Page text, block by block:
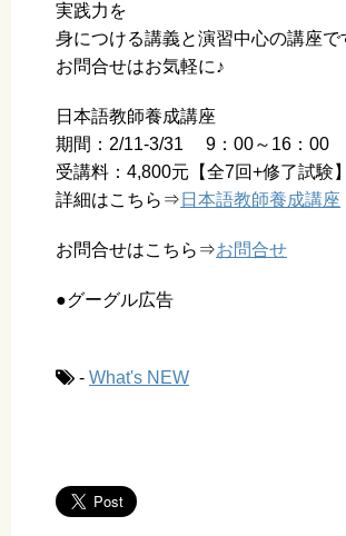
実践力を
身につける講義と演習中心の講座
お問合せはお気軽に♪
日本語教師養成講座
期間：2/11-3/31 9：00～16：00
受講料：4,800元【全7回+修了試験】
詳細はこちら⇒ 日本語教師養成講座
お問合せはこちら⇒お問合せ
●グーグル広告
- What's NEW